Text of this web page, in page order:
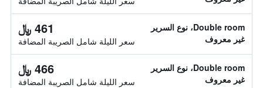
Double room، نوع السرير
غير معروف
461 ﷼
سعر الليلة شامل الصريبة المضافة
Double room، نوع السرير
غير معروف
466 ﷼
سعر الليلة شامل الصريبة المضافة